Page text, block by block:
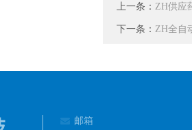
上一条： ZH供应
下一条： ZH全自
邮箱